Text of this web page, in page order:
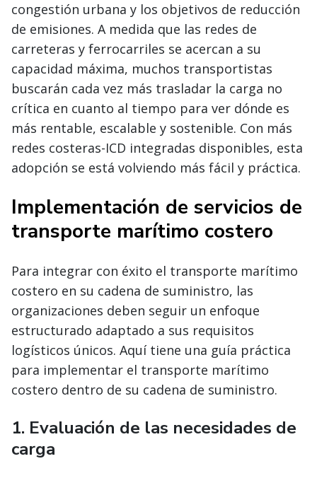
congestión urbana y los objetivos de reducción
de emisiones. A medida que las redes de
carreteras y ferrocarriles se acercan a su
capacidad máxima, muchos transportistas
buscarán cada vez más trasladar la carga no
crítica en cuanto al tiempo para ver dónde es
más rentable, escalable y sostenible. Con más
redes costeras-ICD integradas disponibles, esta
adopción se está volviendo más fácil y práctica.
Implementación de servicios de
transporte marítimo costero
Para integrar con éxito el transporte marítimo
costero en su cadena de suministro, las
organizaciones deben seguir un enfoque
estructurado adaptado a sus requisitos
logísticos únicos. Aquí tiene una guía práctica
para implementar el transporte marítimo
costero dentro de su cadena de suministro.
1. Evaluación de las necesidades de
carga